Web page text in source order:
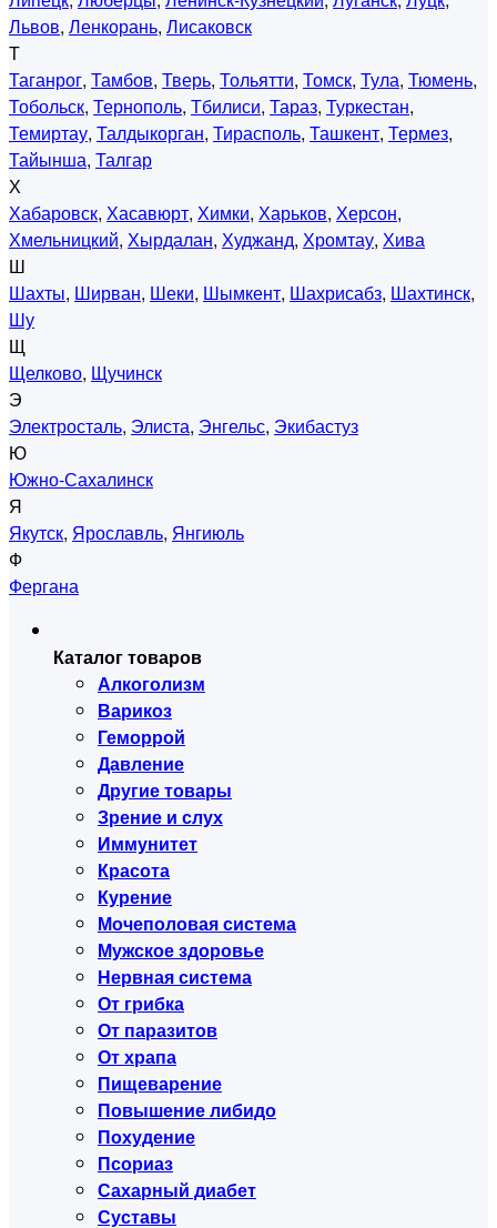
Львов, Ленкорань, Лисаковск
Т
Таганрог, Тамбов, Тверь, Тольятти, Томск, Тула, Тюмень,
Тобольск, Тернополь, Тбилиси, Тараз, Туркестан,
Темиртау, Талдыкорган, Тирасполь, Ташкент, Термез,
Тайынша, Талгар
Х
Хабаровск, Хасавюрт, Химки, Харьков, Херсон,
Хмельницкий, Хырдалан, Худжанд, Хромтау, Хива
Ш
Шахты, Ширван, Шеки, Шымкент, Шахрисабз, Шахтинск,
Шу
Щ
Щелково, Щучинск
Э
Электросталь, Элиста, Энгельс, Экибастуз
Ю
Южно-Сахалинск
Я
Якутск, Ярославль, Янгиюль
Ф
Фергана
Каталог товаров
Алкоголизм
Варикоз
Геморрой
Давление
Другие товары
Зрение и слух
Иммунитет
Красота
Курение
Мочеполовая система
Мужское здоровье
Нервная система
От грибка
От паразитов
От храпа
Пищеварение
Повышение либидо
Похудение
Псориаз
Сахарный диабет
Суставы